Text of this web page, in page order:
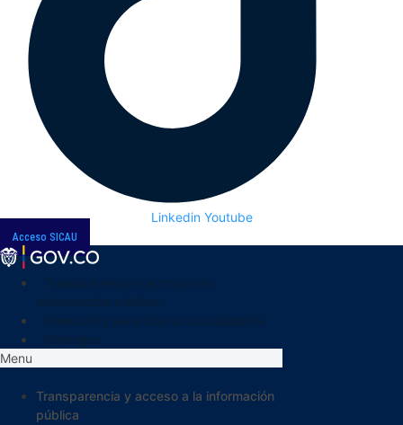
Linkedin Youtube
Acceso SICAU
Menu
Transparencia y acceso a la información
pública